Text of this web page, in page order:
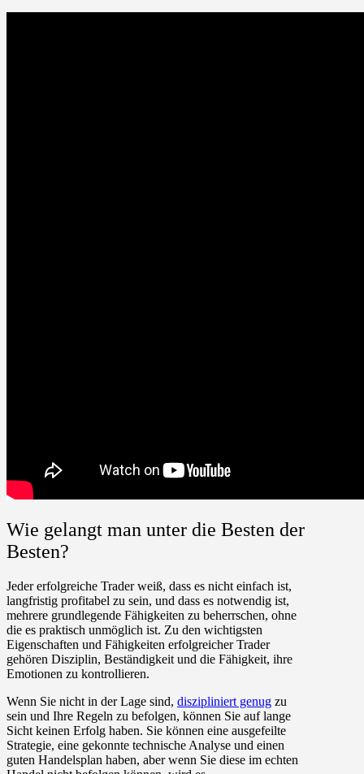
Wie gelangt man unter die Besten der
Besten?
Jeder erfolgreiche Trader weiß, dass es nicht einfach ist,
langfristig profitabel zu sein, und dass es notwendig ist,
mehrere grundlegende Fähigkeiten zu beherrschen, ohne
die es praktisch unmöglich ist. Zu den wichtigsten
Eigenschaften und Fähigkeiten erfolgreicher Trader
gehören Disziplin, Beständigkeit und die Fähigkeit, ihre
Emotionen zu kontrollieren.
Wenn Sie nicht in der Lage sind, diszipliniert genug zu
sein und Ihre Regeln zu befolgen, können Sie auf lange
Sicht keinen Erfolg haben. Sie können eine ausgefeilte
Strategie, eine gekonnte technische Analyse und einen
guten Handelsplan haben, aber wenn Sie diese im echten